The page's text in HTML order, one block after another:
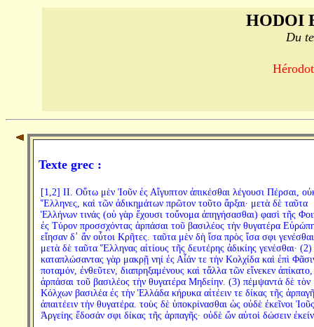
HODOI
Du
Texte grec :
[1,2] II. Οὕτω μὲν Ἰοῦν ἐς Αἴγυπτον ἀπικέσθαι λέγουσι Πέρσαι,
Ἕλληνες, καὶ τῶν ἀδικημάτων πρῶτον τοῦτο ἄρξαι· μετὰ δὲ ταῦτα
Ἑλλήνων τινάς (οὐ γὰρ ἔχουσι τοὔνομα ἀπηγήσασθαι) φασὶ τῆς
ἐς Τύρον προσσχόντας ἁρπάσαι τοῦ βασιλέος τὴν θυγατέρα
εἴησαν δ᾽ ἄν οὗτοι Κρῆτες. ταῦτα μὲν δὴ ἴσα πρὸς ἴσα σφι
μετὰ δὲ ταῦτα Ἕλληνας αἰτίους τῆς δευτέρης ἀδικίης γενέσθαι· (2)
καταπλώσαντας γὰρ μακρῇ νηί ἐς Αἶάν τε τὴν Κολχίδα καὶ ἐπὶ
ποταμόν, ἐνθεῦτεν, διαπρηξαμένους καὶ τἄλλα τῶν εἵνεκεν ἀπίκατο,
ἁρπάσαι τοῦ βασιλέος τὴν θυγατέρα Μηδείην. (3) πέμψαντά δὲ τὸν
Κόλχων βασιλέα ἐς τὴν Ἑλλάδα κήρυκα αἰτέειν τε δίκας τῆς
ἀπαιτέειν τὴν θυγατέρα. τοὺς δὲ ὑποκρίνασθαι ὡς οὐδὲ ἐκεῖνοι
Ἀργείης ἔδοσάν σφι δίκας τῆς ἁρπαγῆς· οὐδὲ ὤν αὐτοὶ δώσειν